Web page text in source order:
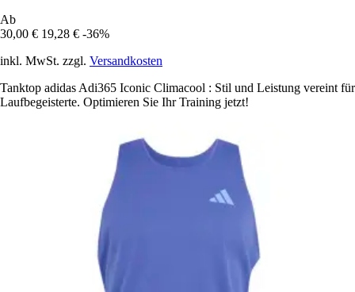
Ab
30,00 € 19,28 € -36%
inkl. MwSt. zzgl. Versandkosten
Tanktop adidas Adi365 Iconic Climacool : Stil und Leistung vereint für
Laufbegeisterte. Optimieren Sie Ihr Training jetzt!